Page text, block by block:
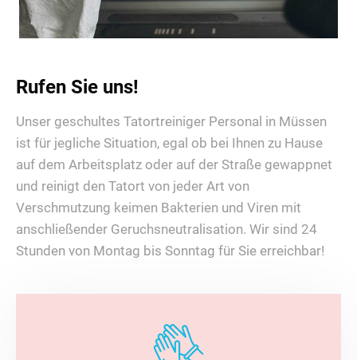
Rufen Sie uns!
Unser geschultes Tatortreiniger Personal in Müssen
ist für jegliche Situation, egal ob bei Ihnen zu Hause
auf dem Arbeitsplatz oder auf der Straße gewappnet
und reinigt den Tatort von jeder Art von
Verschmutzung keimen Bakterien und Viren mit
anschließender Geruchsneutralisation. Wir sind 24
Stunden von Montag bis Sonntag für Sie erreichbar!